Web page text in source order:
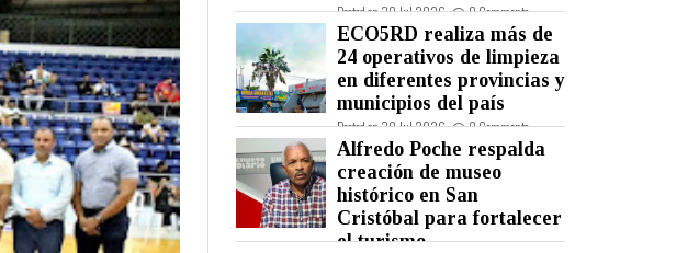
Posted on 30 Jul 2026 - 0 Comments
ECO5RD realiza más de
24 operativos de limpieza
en diferentes provincias y
municipios del país
Posted on 30 Jul 2026 - 0 Comments
Alfredo Poche respalda
creación de museo
histórico en San
Cristóbal para fortalecer
el turismo